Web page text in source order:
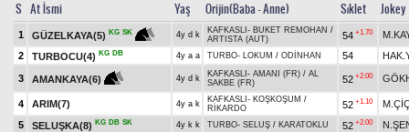
S At İsmi Yaş Orijin(Baba - Anne) Sıklet Jokey
1 GÜZELKAYA(5) KG SK 4y d k KAFKASLI - BUKET REMOHAN /
ARTISTA (AUT)
54 +1.70
2
TURBOCU(4) KG DB 4y a a TURBO- LOKUM / ODİNHAN 54
3 AMANKAYA(6) 4y d k KAFKASLI - AMANI (FR) / AL
SAKBE (FR)
52 +2.00
4 ARIM(7) 4y a k KAFKASLI - KOŞKOŞUM /
RİKARDO
52 +1.10
5
SELUŞKA(8) KG DB SK 4y k k TURBO- SELUŞ / KARATOKLU 52 +2.00